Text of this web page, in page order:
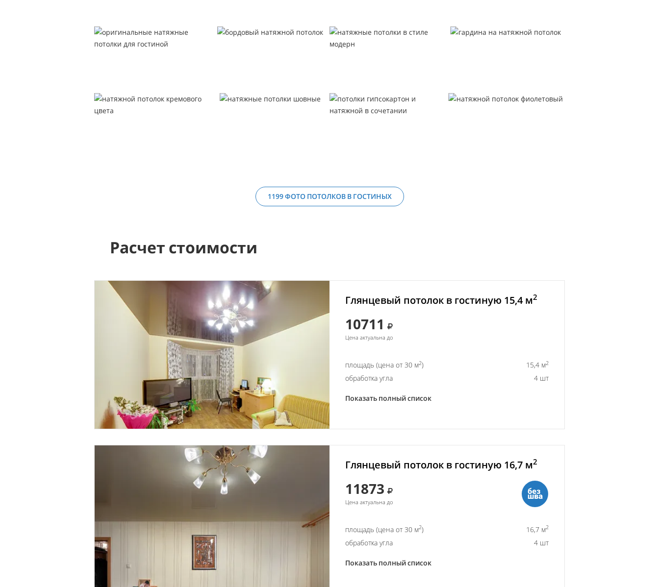
1199 ФОТО ПОТОЛКОВ В ГОСТИНЫХ
Расчет стоимости
Глянцевый потолок в гостиную 15,4 м2
10711
Цена актуальна до
площадь (цена от 30 м2) 15,4 м2
обработка угла 4 шт
Показать полный список
Глянцевый потолок в гостиную 16,7 м2
11873
Цена актуальна до
площадь (цена от 30 м2) 16,7 м2
обработка угла 4 шт
Показать полный список